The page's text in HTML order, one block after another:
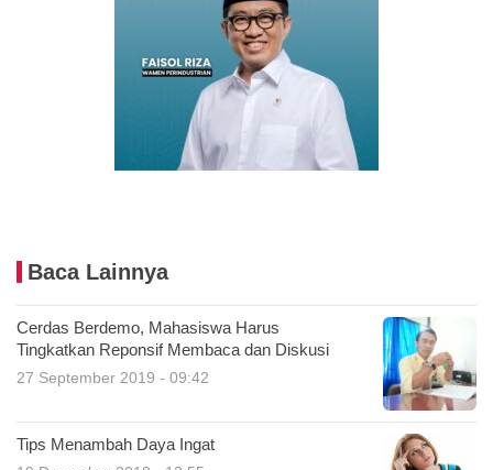
Baca Lainnya
Cerdas Berdemo, Mahasiswa Harus
Tingkatkan Reponsif Membaca dan Diskusi
27 September 2019 - 09:42
Tips Menambah Daya Ingat